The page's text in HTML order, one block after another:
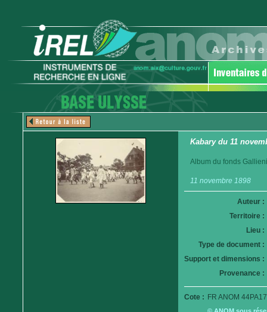
Kabary du 11
Album du fonds
11 novembre 1898
Auteur :
Territoire :
Lieu :
Type de document :
Support et dimensions :
Provenance :
Cote : FR ANOM